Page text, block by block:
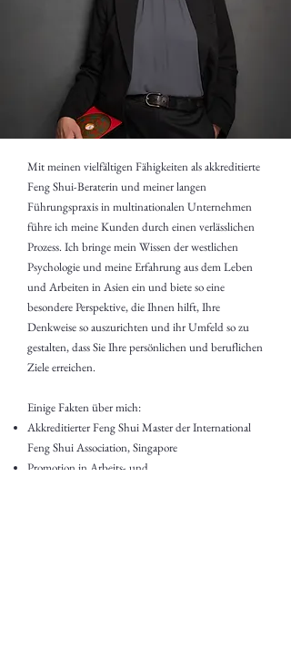
Mit meinen vielfältigen Fähigkeiten als akkreditierte
Feng Shui-Beraterin und meiner langen
Führungspraxis in multinationalen Unternehmen
führe ich meine Kunden durch einen verlässlichen
Prozess. Ich bringe mein Wissen der westlichen
Psychologie und meine Erfahrung aus dem Leben
und Arbeiten in Asien ein und biete so eine
besondere Perspektive, die Ihnen hilft, Ihre
Denkweise so auszurichten und ihr Umfeld so zu
gestalten, dass Sie Ihre persönlichen und beruflichen
Ziele erreichen.
Einige Fakten über mich:
Akkreditierter Feng Shui Master der International
Feng Shui Association, Singapore
Promotion in Arbeits- und